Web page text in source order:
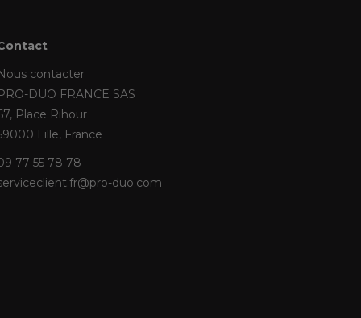
contacter
DUO FRANCE SAS
Place Rihour
Lille, France
77 55 78 78
duo.com